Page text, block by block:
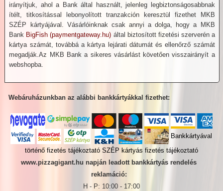
irányítjuk, ahol a Bank által használt, jelenleg legbiztonságosabbnak
ítélt, titkosítással lebonyolított tranzakción keresztül fizethet MKB
SZÉP kártyájával. Vásárlóinknak csak annyi a dolga, hogy a MKB
Bank BigFish (paymentgateway.hu) által biztosított fizetési szerverén a
kártya számát, továbbá a kártya lejárati dátumát és ellenőrző számát
megadják.Az MKB Bank a sikeres vásárlást követően visszairányít a
webshopba.
Webáruházunkban az alábbi bankkártyákkal fizethet:
Bankkártyával
történő fizetés tájékoztató SZÉP kártyás fizetés tájékoztató
www.pizzagigant.hu napján leadott bankkártyás rendelés
reklamáció:
H - P: 10:00 - 17:00